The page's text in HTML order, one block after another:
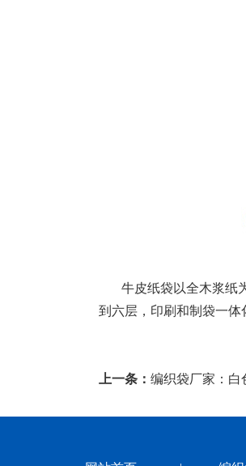
牛皮纸袋以全木浆纸为
到六层，印刷和制袋一体
上一条： 编织袋厂家：白